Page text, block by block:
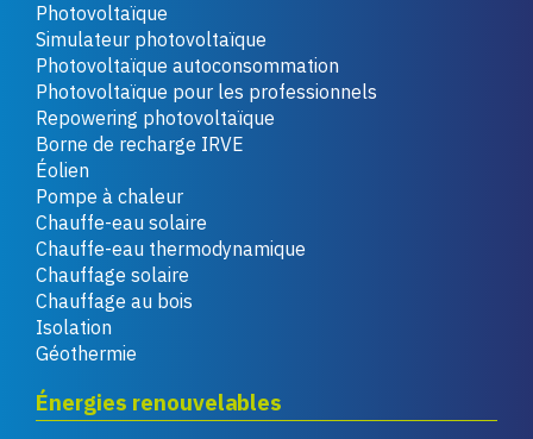
Photovoltaïque
Simulateur photovoltaïque
Photovoltaïque autoconsommation
Photovoltaïque pour les professionnels
Repowering photovoltaïque
Borne de recharge IRVE
Éolien
Pompe à chaleur
Chauffe-eau solaire
Chauffe-eau thermodynamique
Chauffage solaire
Chauffage au bois
Isolation
Géothermie
Énergies renouvelables